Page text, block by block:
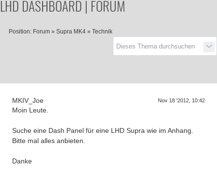
D
a
s
T
r
e
f
f
e
n
d
e
r
G
e
n
e
r
a
t
i
o
n
e
n
LHD DASHBOARD | FORUM
Position: Forum » Supra MK4 » Technik
MKIV_Joe Nov 18 '2012, 10:42
Moin Leute.
Suche eine Dash Panel für eine LHD Supra wie im Anhang.
Bitte mal alles anbieten.
Danke